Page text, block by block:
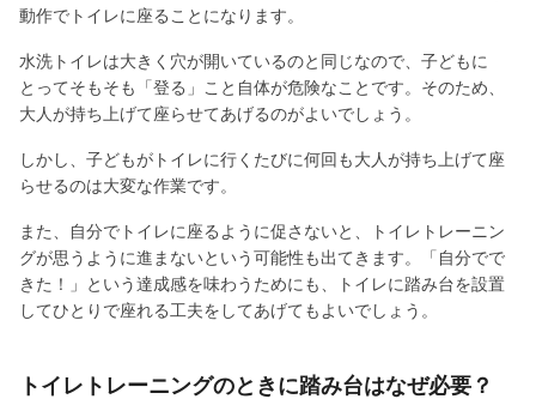
動作でトイレに座ることになります。
水洗トイレは大きく穴が開いているのと同じなので、子どもに
とってそもそも「登る」こと自体が危険なことです。そのため、
大人が持ち上げて座らせてあげるのがよいでしょう。
しかし、子どもがトイレに行くたびに何回も大人が持ち上げて座
らせるのは大変な作業です。
また、自分でトイレに座るように促さないと、トイレトレーニン
グが思うように進まないという可能性も出てきます。「自分でで
きた！」という達成感を味わうためにも、トイレに踏み台を設置
してひとりで座れる工夫をしてあげてもよいでしょう。
トイレトレーニングのときに踏み台はなぜ必要？